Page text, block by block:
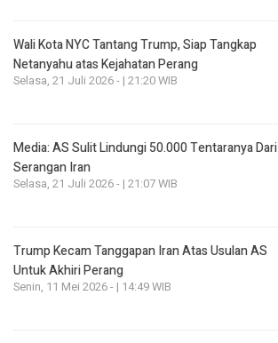
Wali Kota NYC Tantang Trump, Siap Tangkap
Netanyahu atas Kejahatan Perang
Selasa, 21 Juli 2026 - | 21:20 WIB
Media: AS Sulit Lindungi 50.000 Tentaranya Dari
Serangan Iran
Selasa, 21 Juli 2026 - | 21:07 WIB
Trump Kecam Tanggapan Iran Atas Usulan AS
Untuk Akhiri Perang
Senin, 11 Mei 2026 - | 14:49 WIB